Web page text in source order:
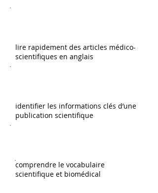
lire rapidement des articles médico-
scientifiques en anglais
identifier les informations clés d’une
publication scientifique
comprendre le vocabulaire
scientifique et biomédical